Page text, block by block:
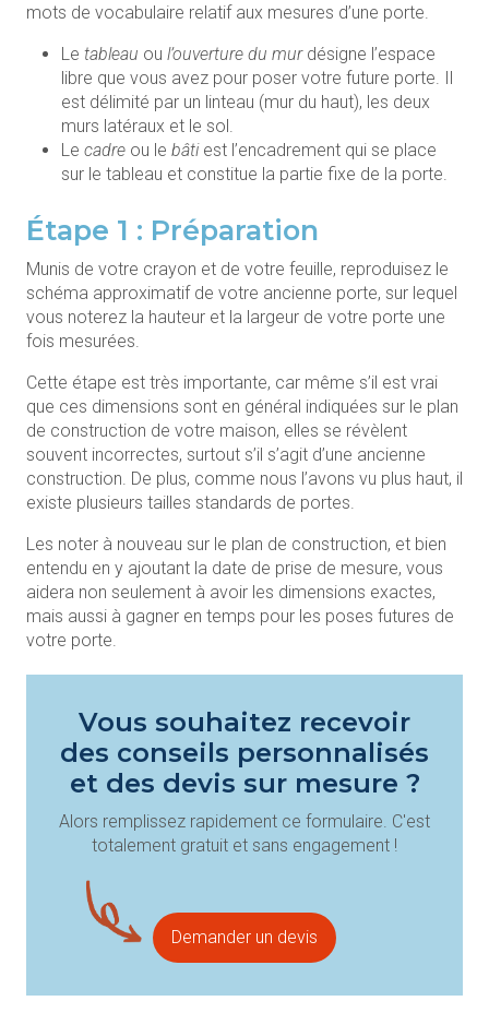
mots de vocabulaire relatif aux mesures d’une porte.
Le tableau ou l’ouverture du murdésigne l’espace
libre que vous avez pour poser votre future porte. Il
est délimité par un linteau (mur du haut), les deux
murs latéraux et le sol.
Le cadre ou le bâtiest l’encadrement qui se place
sur le tableau et constitue la partie fixe de la porte.
Étape 1 : Préparation
Munis de votre crayon et de votre feuille, reproduisez le
schéma approximatif de votre ancienne porte, sur lequel
vous noterez la hauteur et la largeur de votre porte une
fois mesurées.
Cette étape est très importante, car même s’il est vrai
que ces dimensions sont en général indiquées sur le plan
de construction de votre maison, elles se révèlent
souvent incorrectes, surtout s’il s’agit d’une ancienne
construction. De plus, comme nous l’avons vu plus haut, il
existe plusieurs tailles standards de portes.
Les noter à nouveau sur le plan de construction, et bien
entendu en y ajoutant la date de prise de mesure, vous
aidera non seulement à avoir les dimensions exactes,
mais aussi à gagner en temps pour les poses futures de
votre porte.
Vous souhaitez recevoir
des conseils personnalisés
et des devis sur mesure ?
Alors remplissez rapidement ce formulaire. C'est
totalement gratuit et sans engagement !
Demander un devis